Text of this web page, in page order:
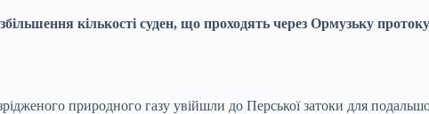
кількості суден, що проходять через Ормузьку
природного газу увійшли до Перської затоки для